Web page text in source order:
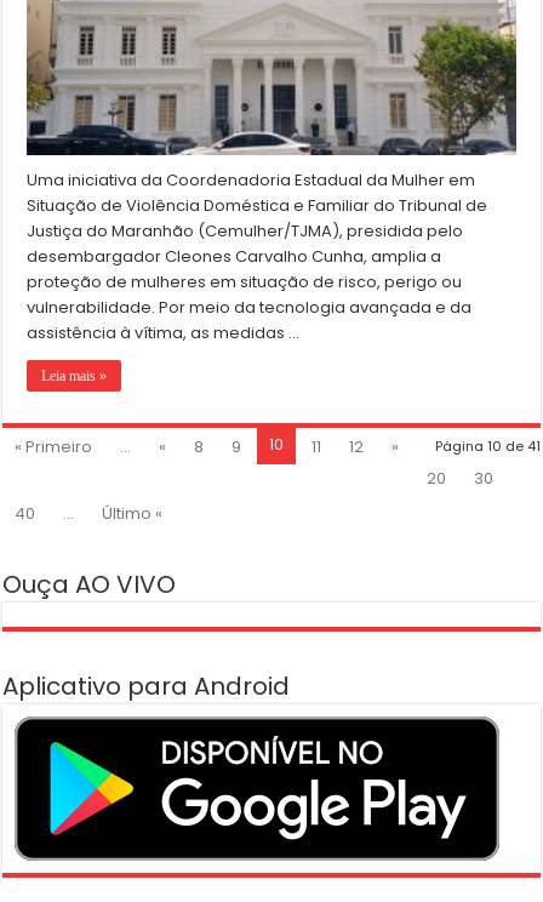
Uma iniciativa da Coordenadoria Estadual da Mulher em
Situação de Violência Doméstica e Familiar do Tribunal de
Justiça do Maranhão (Cemulher/TJMA), presidida pelo
desembargador Cleones Carvalho Cunha, amplia a
proteção de mulheres em situação de risco, perigo ou
vulnerabilidade. Por meio da tecnologia avançada e da
assistência à vítima, as medidas …
Leia mais »
Página 10 de 41
« Primeiro ... « 8 9 10 11 12
»
20
30
40
... Último «
Ouça AO VIVO
Aplicativo para Android